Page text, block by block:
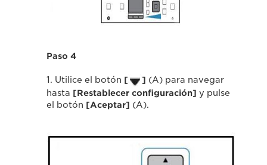
Paso 4
1. Utilice el botón [ ] (A) para navegar
hasta [Restablecer configuración] y pulse
el botón [Aceptar] (A).